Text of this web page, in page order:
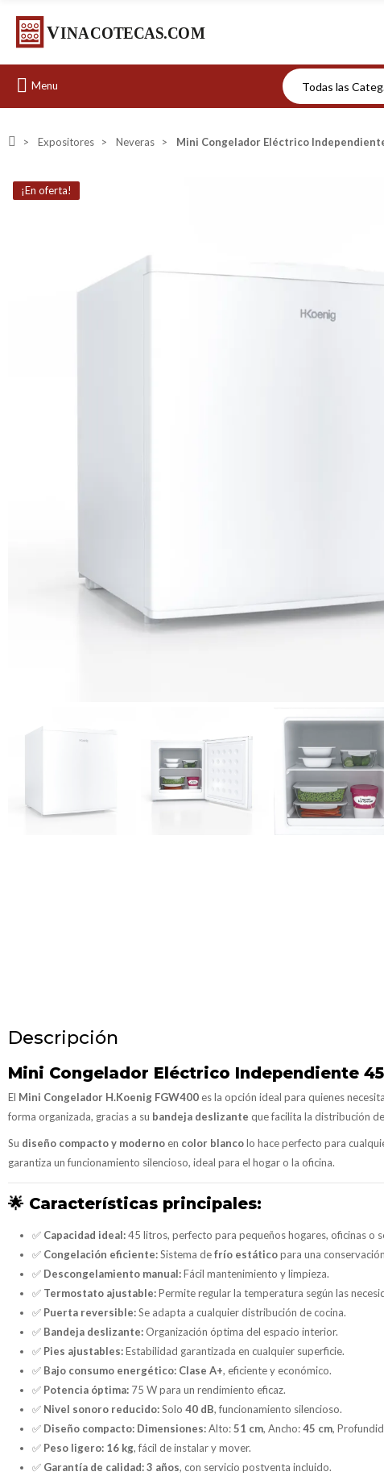
Menu
Expositores Neveras Mini Congelador Eléctrico
¡En oferta!
Descripción
Mini Congelador Eléctrico Independiente
El Mini Congelador H.Koenig FGW400 es la opción ideal para quienes
forma organizada, gracias a su bandeja deslizante que facilita la distribución
Su diseño compacto y moderno en color blancolo hace perfecto para
garantiza un funcionamiento silencioso, ideal para el hogar o la oficina.
🌟 Características principales:
✅ Capacidad ideal:45 litros, perfecto para pequeños hogares, oficinas o
✅ Congelación eficiente:Sistema defrío estáticopara una
✅ Descongelamiento manual:Fácil mantenimiento y limpieza.
✅ Termostato ajustable:Permite regular la temperatura según las
✅ Puerta reversible:Se adapta a cualquier distribución de cocina.
✅ Bandeja deslizante:Organización óptima del espacio interior.
✅ Pies ajustables:Estabilidad garantizada en cualquier superficie.
✅ Bajo consumo energético: Clase A+, eficiente y económico.
✅ Potencia óptima: 75 W para un rendimiento eficaz.
✅ Nivel sonoro reducido:Solo 40 dB, funcionamiento silencioso.
✅ Diseño compacto: Dimensiones:Alto:51 cm, Ancho:45 cm,
✅ Peso ligero: 16 kg, fácil de instalar y mover.
✅ Garantía de calidad:3 años, con servicio postventa incluido.